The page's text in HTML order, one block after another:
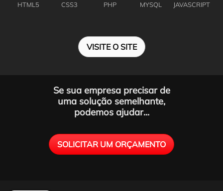
HTML5 CSS3 PHP MYSQL JAVASCRIPT
VISITE O SITE
Se sua empresa precisar de
uma solução semelhante,
podemos ajudar...
SOLICITAR UM ORÇAMENTO